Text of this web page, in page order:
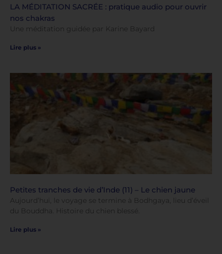
LA MÉDITATION SACRÉE : pratique audio pour ouvrir
nos chakras
Une méditation guidée par Karine Bayard
Lire plus »
Petites tranches de vie d’Inde (11) – Le chien jaune
Aujourd’hui, le voyage se termine à Bodhgaya, lieu d’éveil
du Bouddha. Histoire du chien blessé.
Lire plus »